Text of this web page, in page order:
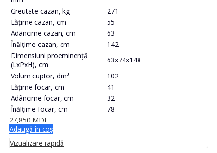
Greutate cazan, kg
271
Lățime cazan, cm
55
Adâncime cazan, cm
63
Înălțime cazan, cm
142
Dimensiuni proeminență
(LxPxH), cm
63x74x148
Volum cuptor, dm³
102
Lățime focar, cm
41
Adâncime focar, cm
32
Înălțime focar, cm
78
27,850 MDL
Adaugă în coș
Vizualizare rapidă